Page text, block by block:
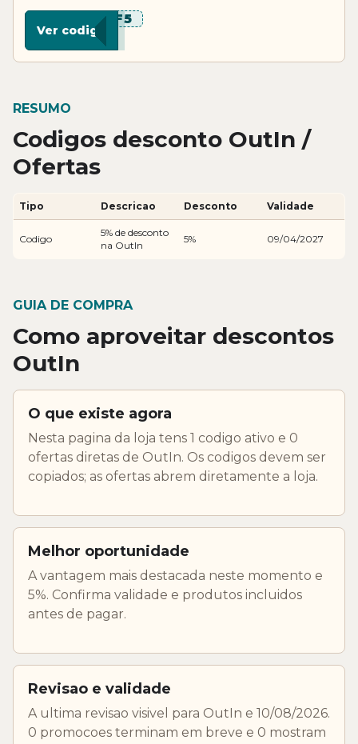
***FF5
Ver codigo
RESUMO
Codigos desconto OutIn /
Ofertas
Tipo Descricao Desconto Validade
Codigo
5% de desconto
na OutIn
5% 09/04/2027
GUIA DE COMPRA
Como aproveitar descontos
OutIn
O que existe agora
Nesta pagina da loja tens 1 codigo ativo e 0
ofertas diretas de OutIn. Os codigos devem ser
copiados; as ofertas abrem diretamente a loja.
Melhor oportunidade
A vantagem mais destacada neste momento e
5%. Confirma validade e produtos incluidos
antes de pagar.
Revisao e validade
A ultima revisao visivel para OutIn e 10/08/2026.
0 promocoes terminam em breve e 0 mostram